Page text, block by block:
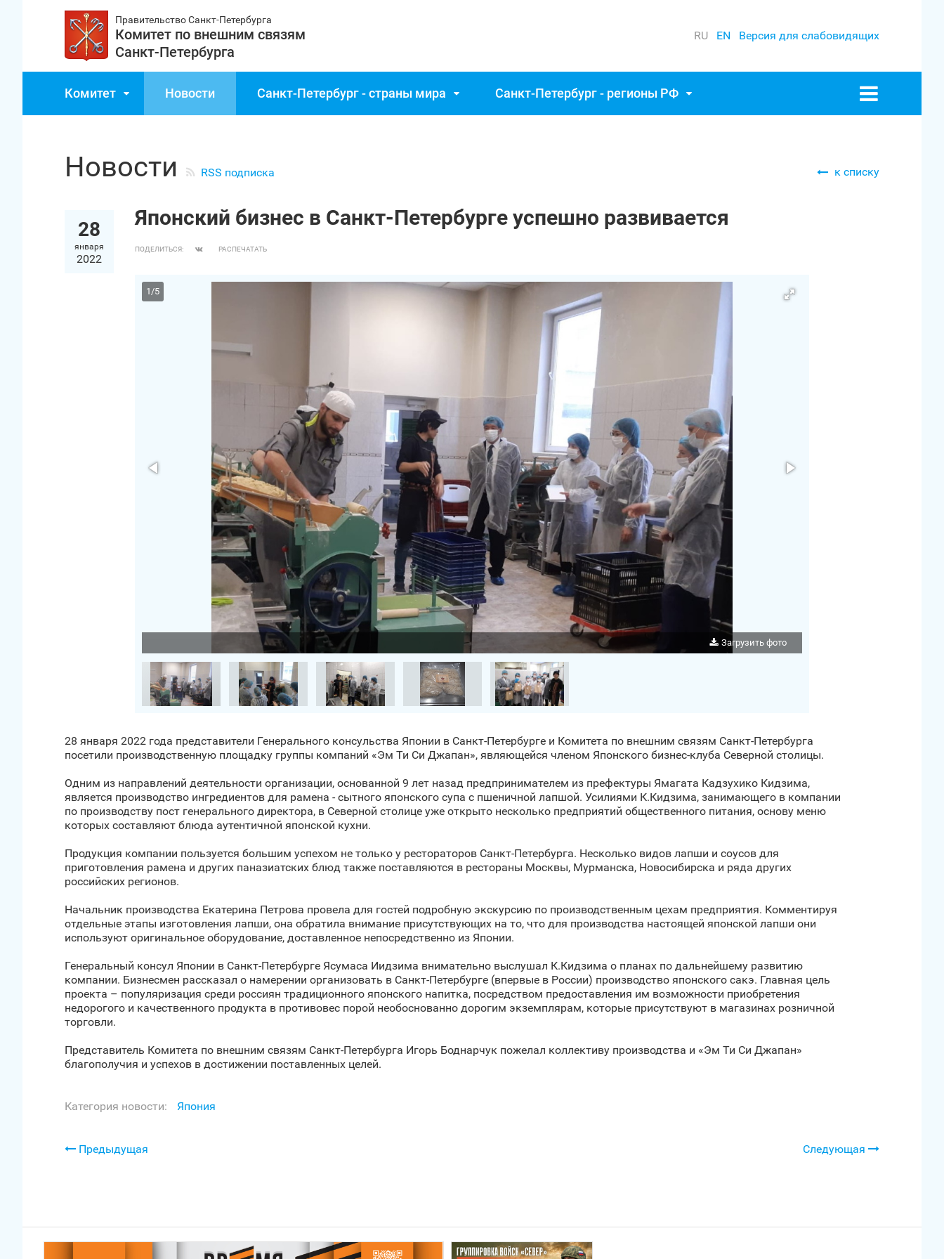
Правительство Санкт‑Петербурга
Комитет по внешним связям
Санкт‑Петербурга
RU EN Версия для слабовидящих
Комитет Новости Санкт‑Петербург - страны мира Санкт‑Петербург - регионы РФ
к списку
Новости RSS подписка
28
января
2022
Японский бизнес в Санкт‑Петербурге успешно развивается
ПОДЕЛИТЬСЯ: РАСПЕЧАТАТЬ
Загрузить фото
1/5
28 января 2022 года представители Генерального консульства Японии в Санкт‑Петербурге и Комитета по внешним связям Санкт‑Петербурга
посетили производственную площадку группы компаний «Эм Ти Си Джапан», являющейся членом Японского бизнес-клуба Северной столицы.
Одним из направлений деятельности организации, основанной 9 лет назад предпринимателем из префектуры Ямагата Кадзухико Кидзима,
является производство ингредиентов для рамена - сытного японского супа с пшеничной лапшой. Усилиями К.Кидзима, занимающего в компании
по производству пост генерального директора, в Северной столице уже открыто несколько предприятий общественного питания, основу меню
которых составляют блюда аутентичной японской кухни.
Продукция компании пользуется большим успехом не только у рестораторов Санкт‑Петербурга. Несколько видов лапши и соусов для
приготовления рамена и других паназиатских блюд также поставляются в рестораны Москвы, Мурманска, Новосибирска и ряда других
российских регионов.
Начальник производства Екатерина Петрова провела для гостей подробную экскурсию по производственным цехам предприятия. Комментируя
отдельные этапы изготовления лапши, она обратила внимание присутствующих на то, что для производства настоящей японской лапши они
используют оригинальное оборудование, доставленное непосредственно из Японии.
Генеральный консул Японии в Санкт‑Петербурге Ясумаса Иидзима внимательно выслушал К.Кидзима о планах по дальнейшему развитию
компании. Бизнесмен рассказал о намерении организовать в Санкт‑Петербурге (впервые в России) производство японского сакэ. Главная цель
проекта – популяризация среди россиян традиционного японского напитка, посредством предоставления им возможности приобретения
недорогого и качественного продукта в противовес порой необоснованно дорогим экземплярам, которые присутствуют в магазинах розничной
торговли.
Представитель Комитета по внешним связям Санкт‑Петербурга Игорь Боднарчук пожелал коллективу производства и «Эм Ти Си Джапан»
благополучия и успехов в достижении поставленных целей.
Категория новости: Япония
Предыдущая Следующая